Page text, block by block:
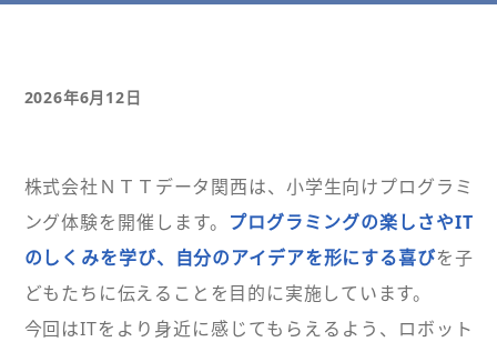
2026年6月12日
株式会社ＮＴＴデータ関西は、小学生向けプログラミ
ング体験を開催します。 プログラミングの楽しさやIT
のしくみを学び、自分のアイデアを形にする喜びを子
どもたちに伝えることを目的に実施しています。
今回はITをより身近に感じてもらえるよう、ロボット